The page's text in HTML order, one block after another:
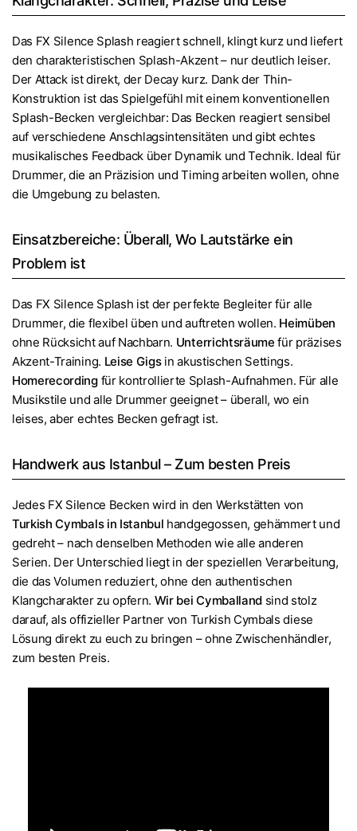
Das FX Silence Splash reagiert schnell, klingt kurz und liefert
den charakteristischen Splash-Akzent – nur deutlich leiser.
Der Attack ist direkt, der Decay kurz. Dank der Thin-
Konstruktion ist das Spielgefühl mit einem konventionellen
Splash-Becken vergleichbar: Das Becken reagiert sensibel
auf verschiedene Anschlagsintensitäten und gibt echtes
musikalisches Feedback über Dynamik und Technik. Ideal für
Drummer, die an Präzision und Timing arbeiten wollen, ohne
die Umgebung zu belasten.
Einsatzbereiche: Überall, Wo Lautstärke ein
Problem ist
Das FX Silence Splash ist der perfekte Begleiter für alle
Drummer, die flexibel üben und auftreten wollen. Heimüben
ohne Rücksicht auf Nachbarn. Unterrichtsräume für präzises
Akzent-Training. Leise Gigsin akustischen Settings.
Homerecordingfür kontrollierte Splash-Aufnahmen. Für alle
Musikstile und alle Drummer geeignet – überall, wo ein
leises, aber echtes Becken gefragt ist.
Handwerk aus Istanbul – Zum besten Preis
Jedes FX Silence Becken wird in den Werkstätten von
Turkish Cymbals in Istanbul handgegossen, gehämmert und
gedreht – nach denselben Methoden wie alle anderen
Serien. Der Unterschied liegt in der speziellen Verarbeitung,
die das Volumen reduziert, ohne den authentischen
Klangcharakter zu opfern. Wir bei Cymballand sind stolz
darauf, als offizieller Partner von Turkish Cymbals diese
Lösung direkt zu euch zu bringen – ohne Zwischenhändler,
zum besten Preis.